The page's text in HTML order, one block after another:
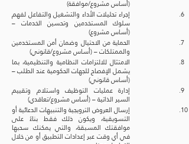
(أساس مشروع/موافقة)
إجراء تحليلات الأداء والتشغيل والتفاعل لفهم
سلوك المستخدمين وتحسين الخدمات –
(أساس مشروع)
الحماية من الاحتيال وضمان أمن المستخدمين
والممتلكات – (أساس مشروع/قانوني)
الامتثال للالتزامات النظامية والتنظيمية، بما
يشمل الإفصاح للجهات الحكومية عند الطلب –
(أساس قانوني)
إدارة عمليات التوظيف واستلام وتقييم
السير الذاتية – (أساس مشروع/تعاقدي)
إرسال العروض الترويجية والتنبيهات الدعائية أو
التسويقية، ويكون ذلك فقط بناءً على
موافقتك المسبقة، والتي يمكنك سحبها
في أي وقت عبر إعدادات التطبيق أو من خلال